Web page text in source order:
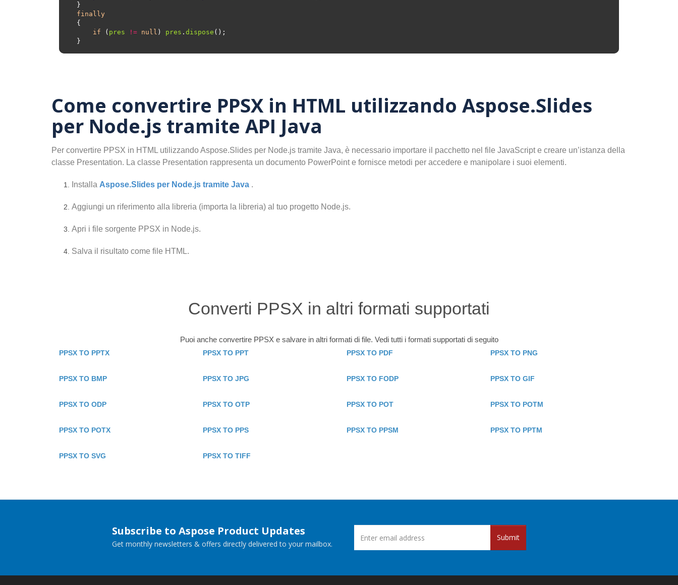
finally
if ( pres != null ) pres . dispose
Come convertire PPSX in HTML utilizzando Aspose.Slides
per Node.js tramite API Java
Per convertire PPSX in HTML utilizzando Aspose.Slides per Node.js tramite Java, è necessario importare il pacchetto nel file JavaScript e creare un’istanza della
classe Presentation. La classe Presentation rappresenta un documento PowerPoint e fornisce metodi per accedere e manipolare i suoi elementi.
Installa Aspose.Slides per Node.js tramite Java .
Aggiungi un riferimento alla libreria (importa la libreria) al tuo progetto Node.js.
Apri i file sorgente PPSX in Node.js.
Salva il risultato come file HTML.
Converti PPSX in altri formati supportati
Puoi anche convertire PPSX e salvare in altri formati di file. Vedi tutti i formati supportati di seguito
PPSX TO PPTX PPSX TO PPT PPSX TO PDF PPSX TO PNG
PPSX TO BMP PPSX TO JPG PPSX TO FODP PPSX TO GIF
PPSX TO ODP PPSX TO OTP PPSX TO POT PPSX TO POTM
PPSX TO POTX PPSX TO PPS PPSX TO PPSM PPSX TO PPTM
PPSX TO SVG PPSX TO TIFF
Subscribe to Aspose Product Updates
Get monthly newsletters & offers directly delivered to your mailbox.
Submit